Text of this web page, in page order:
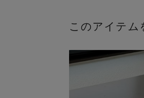
このアイテム